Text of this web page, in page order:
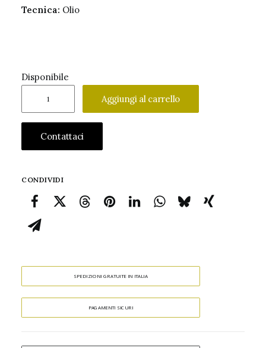
Tecnica: Olio
Disponibile
Natura
Morta
con
1942
quantità
Aggiungi al carrello
Contattaci
CONDIVIDI
SPEDIZIONI GRATUITE IN ITALIA
PAGAMENTI SICURI